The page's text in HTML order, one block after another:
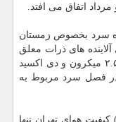
اتفاق می افتد.
سرد بخصوص زمستان
های ذرات معلق
کم تر از ۱۰ میکرون، ذرات معلق کم تر از ۲.۵ میکرون و دی اکسید
در فصل سرد مربوط به
دوره سوم آلودگی به بعد (۱۳۸۹ تا ۱۳۹۶) کیفیت هوای تهران تنها